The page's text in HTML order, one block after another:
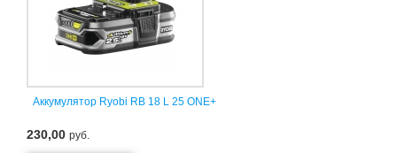
Аккумулятор Ryobi RB 18 L 25 ONE+
230,00 руб.